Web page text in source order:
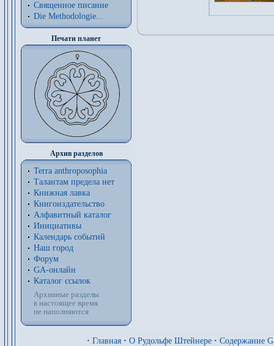
Священное писание
Die Methodologie...
Печати планет
Архив разделов
Terra anthroposophia
Талантам предела нет
Книжная лавка
Книгоиздательство
Алфавитный каталог
Инициативы
Календарь событий
Наш город
Форум
GA-онлайн
Каталог ссылок
Архивные разделы
в настоящее время
не наполняются
· Главная · О Рудольфе Штейнере · Содержание